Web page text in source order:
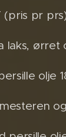
(pris pr
laks, ørret
olje